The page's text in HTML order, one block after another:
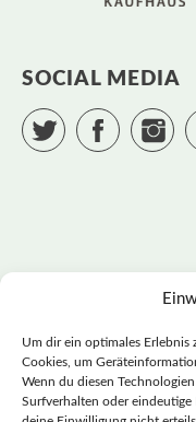
Um dir ein optimales Erlebnis
Cookies, um
Wenn du diesen
Surfverhalten oder eindeutige
SOCIAL MEDIA
Twitter Facebook
©